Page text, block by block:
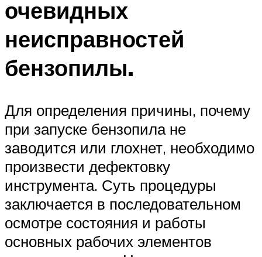
очевидных
неисправностей
бензопилы.
Для определения причины, почему
при запуске бензопила не
заводится или глохнет, необходимо
произвести дефектовку
инструмента. Суть процедуры
заключается в последовательном
осмотре состояния и работы
основных рабочих элементов